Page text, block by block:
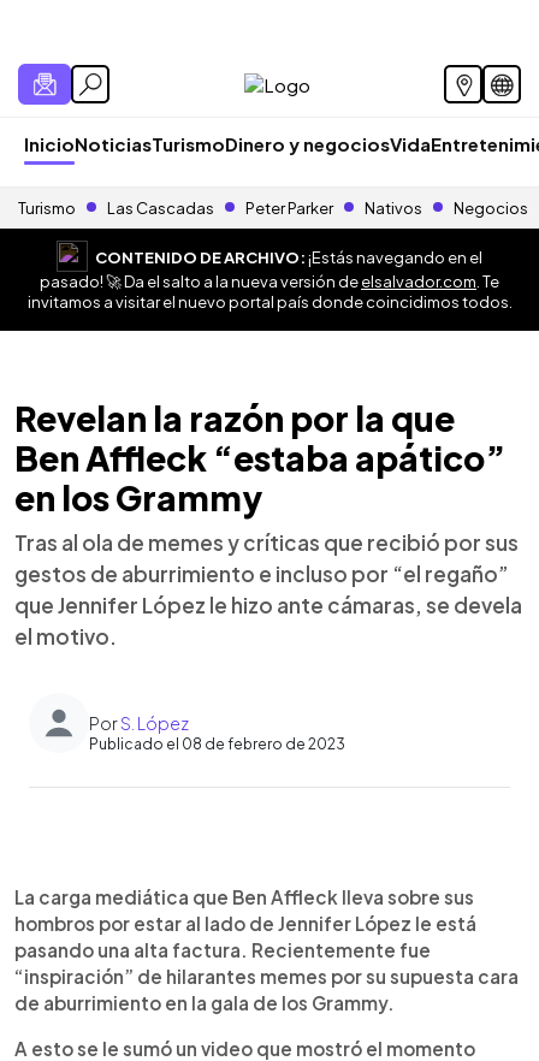
InicioNoticiasTurismoDinero y negociosVida
Turismo Las Cascadas Peter Parker Nativos Negocios
CONTENIDO DE ARCHIVO:¡Estás navegando en el
pasado! 🚀 Da el salto a la nueva versión deelsalvador.com . Te
invitamos a visitar el nuevo portal país donde coincidimos todos.
Revelan la razón por la que
Ben Affleck “estaba apático”
en los Grammy
Tras al ola de memes y críticas que recibió por sus
gestos de aburrimiento e incluso por “el regaño”
que Jennifer López le hizo ante cámaras, se devela
el motivo.
PorS. López
Publicado el 08 de febrero de 2023
Escuchar artículo
La carga mediática que Ben Affleck lleva sobre sus
hombros por estar al lado de Jennifer López le está
pasando una alta factura. Recientemente fue
“inspiración” de hilarantes memes por su supuesta cara
de aburrimiento en la gala de los Grammy.
A esto se le sumó un video que mostró el momento